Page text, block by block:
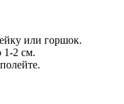
или горшок.
1-2 см.